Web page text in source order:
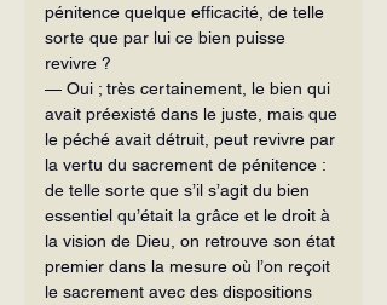
pénitence quelque efficacité, de telle
sorte que par lui ce bien puisse
revivre ?
— Oui ; très certainement, le bien qui
avait préexisté dans le juste, mais que
le péché avait détruit, peut revivre par
la vertu du sacrement de pénitence :
de telle sorte que s’il s’agit du bien
essentiel qu’était la grâce et le droit à
la vision de Dieu, on retrouve son état
premier dans la mesure où l’on reçoit
le sacrement avec des dispositions